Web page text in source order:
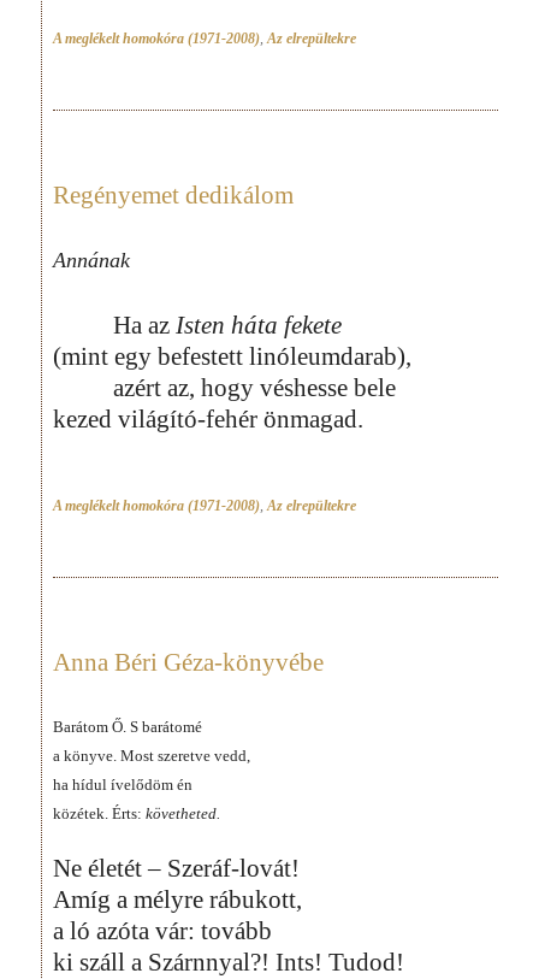
A meglékelt homokóra (1971-2008),Az elrepültekre
Regényemet dedikálom
Annának
Ha az Isten háta fekete
(mint egy befestett linóleumdarab),
azért az, hogy véshesse bele
kezed világító-fehér önmagad.
A meglékelt homokóra (1971-2008) Az elrepültekre
Anna Béri Géza-könyvébe
Barátom Ő. S barátomé
a könyve. Most szeretve vedd,
ha hídul ívelődöm én
közétek. Érts: követheted.
Ne életét – Szeráf-lovát!
Amíg a mélyre rábukott,
a ló azóta vár: tovább
ki száll a Szárnnyal?! Ints! Tudod!